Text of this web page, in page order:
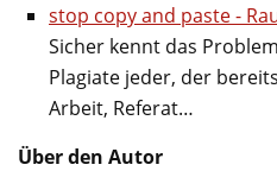
stop copy and paste -
Sicher kennt das
Plagiate jeder, der
Arbeit, Referat…
Über den Autor